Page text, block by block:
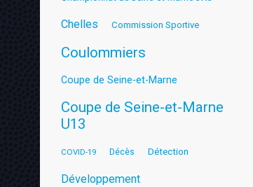
Chelles Commission Sportive
Coulommiers
Coupe de Seine-et-Marne
Coupe de Seine-et-Marne
U13
COVID-19 Décès Détection
Développement